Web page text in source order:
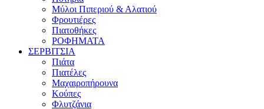
Μύλοι Πιπεριού & Αλατιού
Φρουτιέρες
Πιατοθήκες
ΡΟΦΗΜΑΤΑ
ΣΕΡΒΙΤΣΙΑ
Πιάτα
Πιατέλες
Μαχαιροπήρουνα
Κούπες
Φλυτζάνια